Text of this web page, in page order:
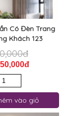
Có Đèn Trang
Khách 123
vào giỏ